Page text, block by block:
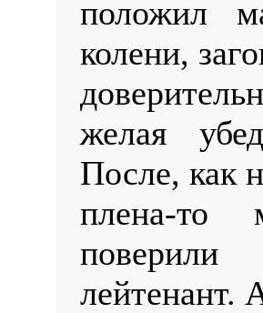
положил
колени,
желая
После, как
плена-то
лейтенант.